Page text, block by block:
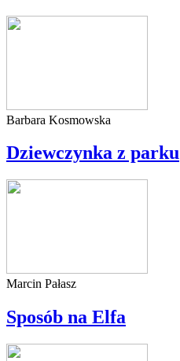
Barbara Kosmowska
Dziewczynka z parku
Marcin Pałasz
Sposób na Elfa